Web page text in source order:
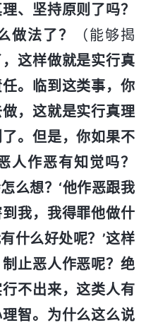
、坚持原则了吗？
做法了？
（能够揭
，这样做就是实行真
。临到这类事，你
，这就是实行真理
。但是，你如果不
人作恶有知觉吗？
么想？‘他作恶跟我
我，我得罪他做什
什么好处呢？’这样
止恶人作恶呢？绝
不出来，这类人有
智。为什么这么说